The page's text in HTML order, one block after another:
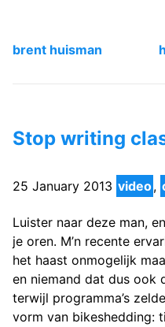
brent huisman
Stop writing
25 January 2013 video,
Luister naar deze man,
je oren. M’n recente
het haast onmogelijk
en niemand dat dus ook
terwijl programma’s
vorm van bikeshedding: